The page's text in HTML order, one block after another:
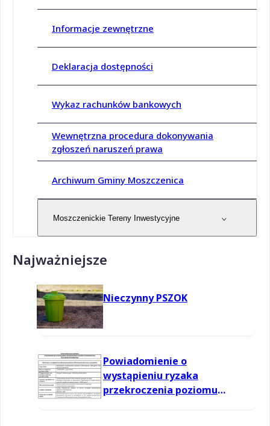
Informacje zewnętrzne
Deklaracja dostępności
Wykaz rachunków bankowych
Wewnętrzna procedura dokonywania
zgłoszeń naruszeń prawa
Archiwum Gminy Moszczenica
Moszczenickie Tereny Inwestycyjne
Najważniejsze
Nieczynny PSZOK
Powiadomienie o
wystąpieniu ryzaka
przekroczenia poziomu